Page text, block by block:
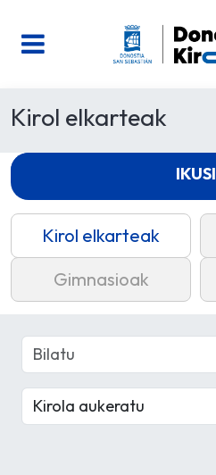
Kirol elkarteak
Kirol elkarteak
Gimnasioak
IKUSI